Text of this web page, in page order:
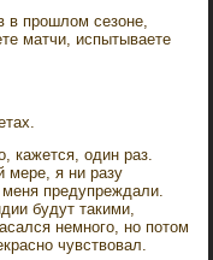
в прошлом сезоне,
матчи, испытываете
кажется, один раз.
мере, я ни разу
меня предупреждали.
будут такими,
немного, но потом
чувствовал.